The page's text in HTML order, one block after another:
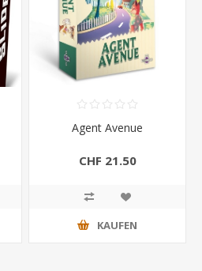
Agent Avenue
CHF 21.50
KAUFEN